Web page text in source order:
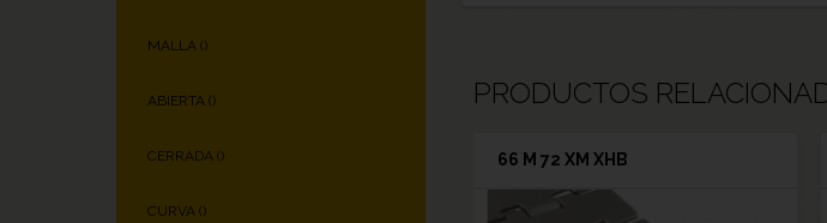
MALLA ()
ABIERTA ()
CERRADA ()
CURVA ()
PRODUCTOS
66 M 72 XM XHB